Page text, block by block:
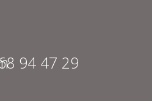
94 47 29